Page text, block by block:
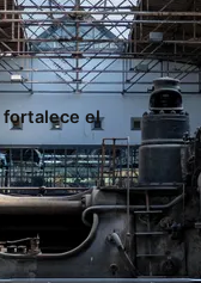
fortalece el